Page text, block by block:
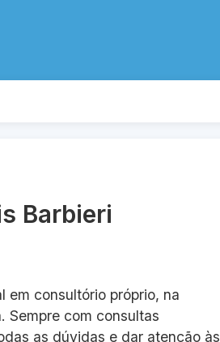
Barbieri
em consultório próprio, na
Sempre com consultas
as dúvidas e dar atenção às